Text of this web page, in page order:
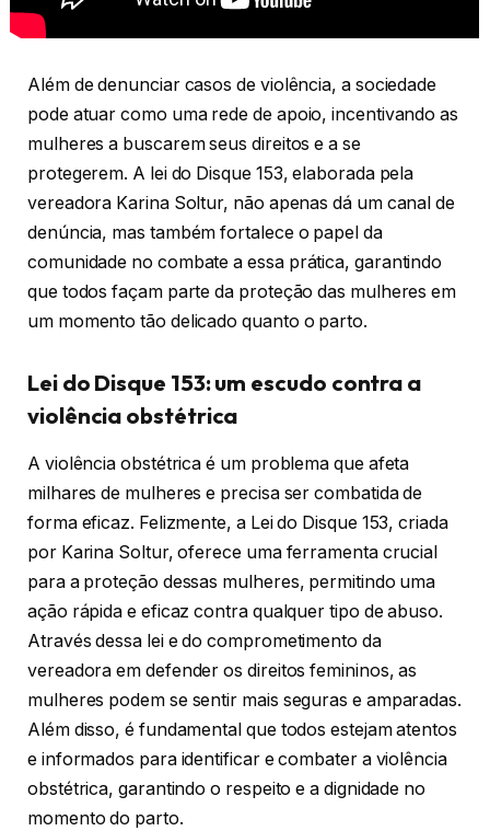
Além de denunciar casos de violência, a sociedade
pode atuar como uma rede de apoio, incentivando as
mulheres a buscarem seus direitos e a se
protegerem. A lei do Disque 153, elaborada pela
vereadora Karina Soltur, não apenas dá um canal de
denúncia, mas também fortalece o papel da
comunidade no combate a essa prática, garantindo
que todos façam parte da proteção das mulheres em
um momento tão delicado quanto o parto.
Lei do Disque 153: um escudo contra a
violência obstétrica
A violência obstétrica é um problema que afeta
milhares de mulheres e precisa ser combatida de
forma eficaz. Felizmente, a Lei do Disque 153, criada
por Karina Soltur, oferece uma ferramenta crucial
para a proteção dessas mulheres, permitindo uma
ação rápida e eficaz contra qualquer tipo de abuso.
Através dessa lei e do comprometimento da
vereadora em defender os direitos femininos, as
mulheres podem se sentir mais seguras e amparadas.
Além disso, é fundamental que todos estejam atentos
e informados para identificar e combater a violência
obstétrica, garantindo o respeito e a dignidade no
momento do parto.